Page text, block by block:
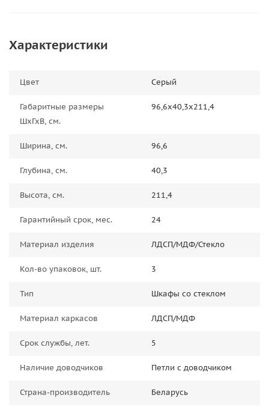
Характеристики
Цвет Серый
Габаритные размеры
ШхГхВ, см.
96,6х40,3х211,4
Ширина, см. 96,6
Глубина, см. 40,3
Высота, см. 211,4
Гарантийный срок, мес. 24
Материал изделия ЛДСП/МДФ/Стекло
Кол-во упаковок, шт. 3
Тип Шкафы со стеклом
Материал каркасов ЛДСП/МДФ
Срок службы, лет. 5
Наличие доводчиков Петли с доводчиком
Страна-производитель Беларусь